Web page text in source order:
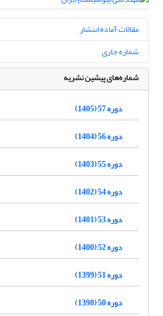
مقالات آماده انتشار
شماره جاری
شماره‌های پیشین نشریه
دوره 57 (1405)
دوره 56 (1404)
دوره 55 (1403)
دوره 54 (1402)
دوره 53 (1401)
دوره 52 (1400)
دوره 51 (1399)
دوره 50 (1398)